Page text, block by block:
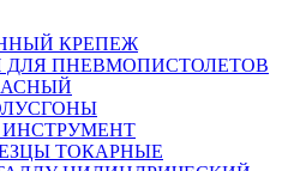
КРЕПЕЖ
ДЛЯ ПНЕВМОПИСТОЛЕТОВ
ТОКАРНЫЕ